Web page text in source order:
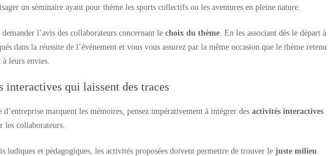
un séminaire ayant pour thème les sports collectifs ou les aventures en pleine nature.
l’avis des collaborateurs concernant le choix du thème. En les associant dès le départ à
dans la réussite de l’événement et vous vous assurez par la même occasion que le thème retenu
à leurs envies.
interactives qui laissent des traces
d’entreprise marquent les mémoires, pensez impérativement à intégrer des activités interactives
les collaborateurs.
ludiques et pédagogiques, les activités proposées doivent permettre de trouver le juste milieu